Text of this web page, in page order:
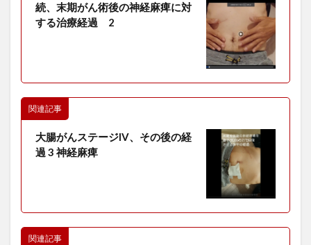
続、末期がん術後の神経麻痺に対
する治療経過 2
関連記事
大腸がんステージIV、その後の経
過 3 神経麻痺
関連記事